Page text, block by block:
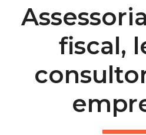
fiscal,